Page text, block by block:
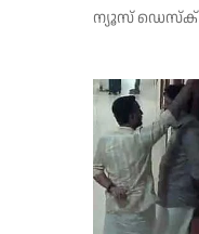
ന്യൂസ് ഡെസ്ക്